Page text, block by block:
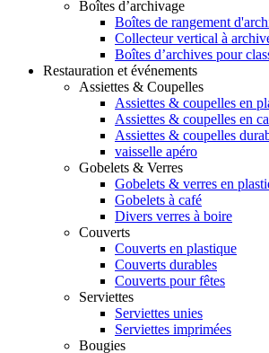
Boîtes d’archivage
Boîtes de rangement
Collecteur vertical à
Boîtes d’archives pour
Restauration et événements
Assiettes & Coupelles
Assiettes & coupelles en
Assiettes & coupelles en
Assiettes & coupelles
vaisselle apéro
Gobelets & Verres
Gobelets & verres en
Gobelets à café
Divers verres à boire
Couverts
Couverts en plastique
Couverts durables
Couverts pour fêtes
Serviettes
Serviettes unies
Serviettes imprimées
Bougies